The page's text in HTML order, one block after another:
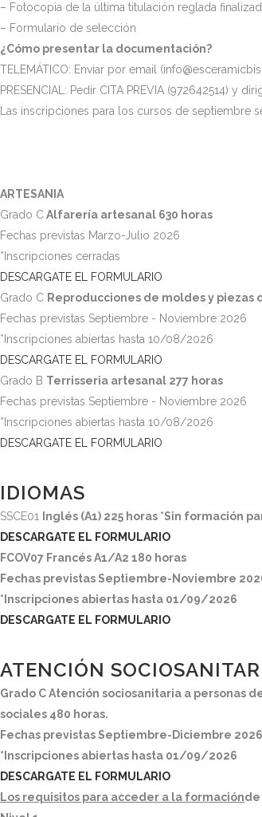
– Fotocopia de la última titulación reglada
– Formulario de selección
¿Cómo presentar la documentación?
TELEMÁTICO: Enviar por email
PRESENCIAL: Pedir CITA PREVIA (972642514) y
Las inscripciones para los cursos de septiembre
ARTESANIA
Grado CAlfarería artesanal 630 horas
Fechas previstas Marzo-Julio 2026
*Inscripciones cerradas
DESCARGATE EL FORMULARIO
Grado C Reproducciones de moldes y piezas
Fechas previstas Septiembre - Noviembre 2026
*Inscripciones abiertas hasta 10/08/2026
DESCARGATE EL FORMULARIO
Grado B Terrisseria artesanal 277 horas
Fechas previstas Septiembre - Noviembre 2026
*Inscripciones abiertas hasta 10/08/2026
DESCARGATE EL FORMULARIO
IDIOMAS
SSCE01
Inglés (A1) 225 horas *Sin formación
DESCARGATE EL FORMULARIO
FCOV07 Francés A1/A2 180 horas
Fechas previstas Septiembre-Noviembre
*Inscripciones abiertas hasta 01/09/2026
DESCARGATE EL FORMULARIO
ATENCIÓN
Grado CAtención sociosanitaria a personas
sociales 480 horas.
Fechas previstas Septiembre-Diciembre 2026
*Inscripciones abiertas hasta 01/09/2026
DESCARGATE EL FORMULARIO
Los requisitos para acceder a la formación